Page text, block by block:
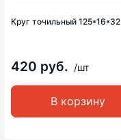
Круг точильный 125*16*32
420 руб. /шт
В корзину